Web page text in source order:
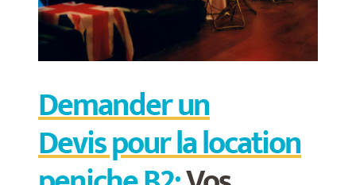
Demander un
Devis pour la location